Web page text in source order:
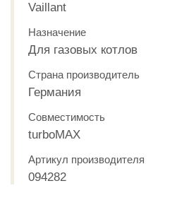
Vaillant
Назначение
Для газовых котлов
Страна производитель
Германия
Совместимость
turboMAX
Артикул производителя
094282